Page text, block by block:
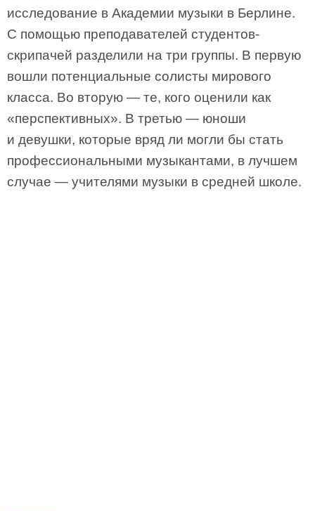
исследование в Академии музыки в Берлине.
С помощью преподавателей студентов-
скрипачей разделили на три группы. В первую
вошли потенциальные солисты мирового
класса. Во вторую — те, кого оценили как
«перспективных». В третью — юноши
и девушки, которые вряд ли могли бы стать
профессиональными музыкантами, в лучшем
случае — учителями музыки в средней школе.